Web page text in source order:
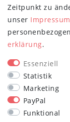
Zeitpunkt zu
unser Impressum
erklärung.
Essenziell
Statistik
Marketing
PayPal
Funktional